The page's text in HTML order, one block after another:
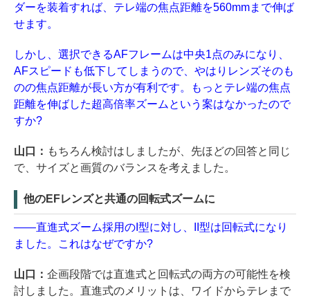
ダーを装着すれば、テレ端の焦点距離を560mmまで伸ば
せます。
しかし、選択できるAFフレームは中央1点のみになり、
AFスピードも低下してしまうので、やはりレンズそのも
のの焦点距離が長い方が有利です。もっとテレ端の焦点
距離を伸ばした超高倍率ズームという案はなかったので
すか?
山口： もちろん検討はしましたが、先ほどの回答と同じ
で、サイズと画質のバランスを考えました。
他のEFレンズと共通の回転式ズームに
――直進式ズーム採用のI型に対し、II型は回転式になり
ました。これはなぜですか?
山口： 企画段階では直進式と回転式の両方の可能性を検
討しました。直進式のメリットは、ワイドからテレまで